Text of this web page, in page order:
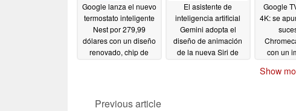
Google lanza el nuevo
termostato inteligente
Nest por 279,99
dólares con un diseño
renovado, chip de
El asistente de
inteligencia artificial
Gemini adopta el
diseño de animación
de la nueva Siri de
Google
4K: se
con un
08/
Show
Previous article